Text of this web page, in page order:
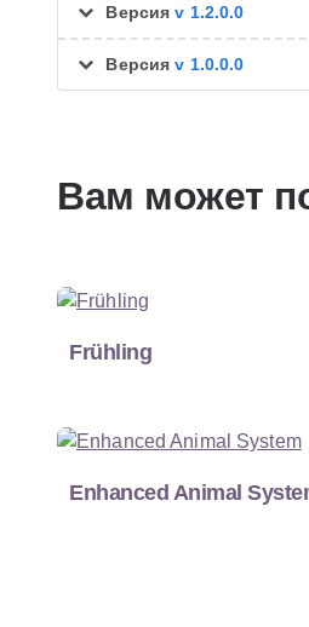
Версияv 1.2.0.0
Версияv 1.0.0.0
Вам может
Frühling
Enhanced Animal